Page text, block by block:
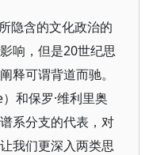
隐含的文化政治的
响，但是20世纪思
释可谓背道而驰。
和保罗·维利里奥
系分支的代表，对
我们更深入两类思